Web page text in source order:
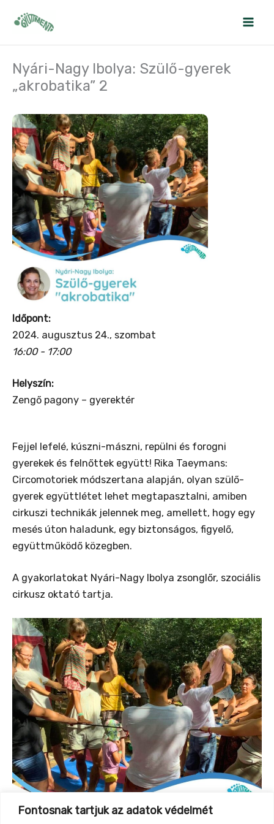
Fontosnak tartjuk az adatok védelmét
Nyári-Nagy Ibolya: Szülő-gyerek
„akrobatika” 2
Időpont:
2024. augusztus 24., szombat
16:00 - 17:00
Helyszín:
Zengő pagony – gyerektér
Fejjel lefelé, kúszni-mászni, repülni és forogni
gyerekek és felnőttek együtt! Rika Taeymans:
Circomotoriek módszertana alapján, olyan szülő-
gyerek együttlétet lehet megtapasztalni, amiben
cirkuszi technikák jelennek meg, amellett, hogy egy
mesés úton haladunk, egy biztonságos, figyelő,
együttműködő közegben.
A gyakorlatokat Nyári-Nagy Ibolya zsonglőr, szociális
cirkusz oktató tartja.